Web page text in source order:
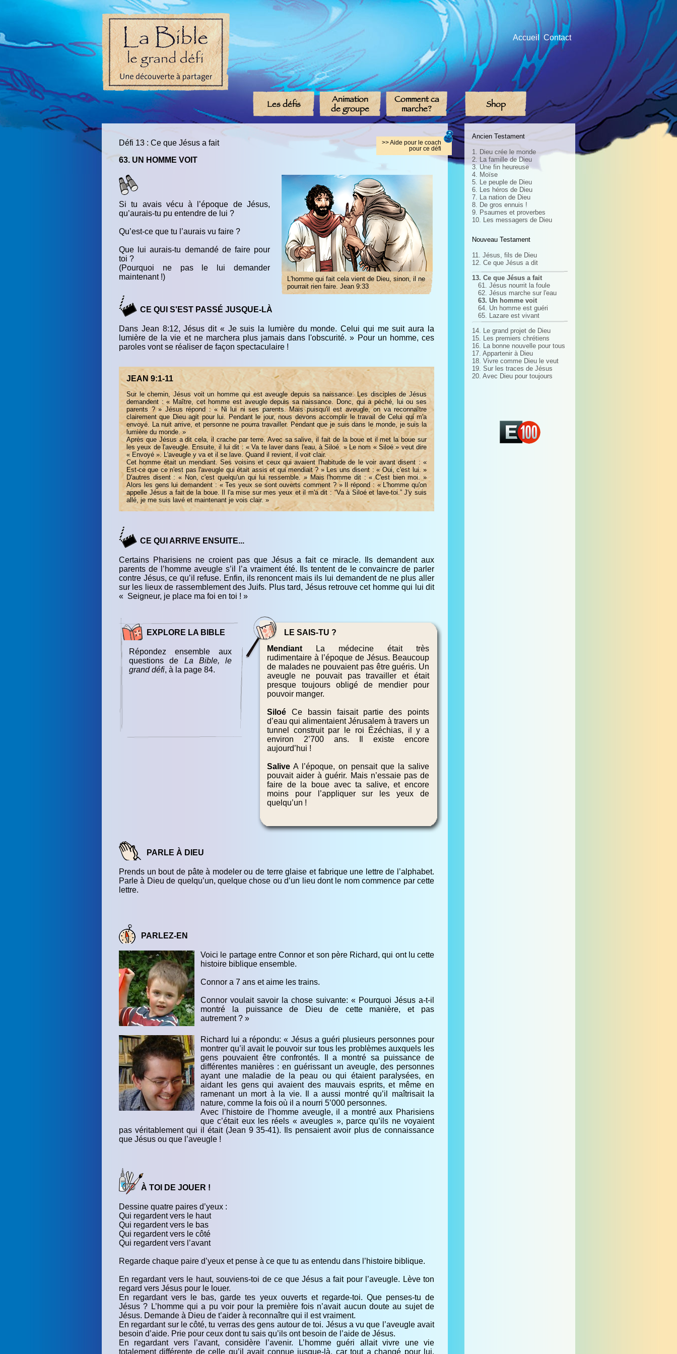
Accueil Contact
Les défis
Animation
de groupe
Comment ca
marche?
Shop
Ancien Testament
1. Dieu crée le monde
2. La famille de Dieu
3. Une fin heureuse
4. Moïse
5. Le peuple de Dieu
6. Les héros de Dieu
7. La nation de Dieu
8. De gros ennuis !
9. Psaumes et proverbes
10. Les messagers de Dieu
Nouveau Testament
11. Jésus, fils de Dieu
12. Ce que Jésus a dit
13. Ce que Jésus a fait
61. Jésus nourrit la foule
62. Jésus marche sur l'eau
63. Un homme voit
64. Un homme est guéri
65. Lazare est vivant
14. Le grand projet de Dieu
15. Les premiers chrétiens
16. La bonne nouvelle pour tous
17. Appartenir à Dieu
18. Vivre comme Dieu le veut
19. Sur les traces de Jésus
20. Avec Dieu pour toujours
Défi 13 : Ce que Jésus a fait
63. UN HOMME VOIT
Si tu avais vécu à l’époque de Jésus,
qu’aurais-tu pu entendre de lui ?
Qu’est-ce que tu l’aurais vu faire ?
Que lui aurais-tu demandé de faire pour
toi ?
(Pourquoi ne pas le lui demander
maintenant !)
L'homme qui fait cela vient de Dieu, sinon, il ne
pourrait rien faire. Jean 9:33
CE QUI S'EST PASSÉ JUSQUE-LÀ
Dans Jean 8:12, Jésus dit « Je suis la lumière du monde. Celui qui me suit aura la
lumière de la vie et ne marchera plus jamais dans l'obscurité. » Pour un homme, ces
paroles vont se réaliser de façon spectaculaire !
JEAN 9:1-11
Sur le chemin, Jésus voit un homme qui est aveugle depuis sa naissance. Les disciples de Jésus
demandent : « Maître, cet homme est aveugle depuis sa naissance. Donc, qui a péché, lui ou ses
parents ? » Jésus répond : « Ni lui ni ses parents. Mais puisqu'il est aveugle, on va reconnaître
clairement que Dieu agit pour lui. Pendant le jour, nous devons accomplir le travail de Celui qui m'a
envoyé. La nuit arrive, et personne ne pourra travailler. Pendant que je suis dans le monde, je suis la
lumière du monde. »
Après que Jésus a dit cela, il crache par terre. Avec sa salive, il fait de la boue et il met la boue sur
les yeux de l'aveugle. Ensuite, il lui dit : « Va te laver dans l'eau, à Siloé. » Le nom « Siloé » veut dire
« Envoyé ». L'aveugle y va et il se lave. Quand il revient, il voit clair.
Cet homme était un mendiant. Ses voisins et ceux qui avaient l'habitude de le voir avant disent : «
Est-ce que ce n'est pas l'aveugle qui était assis et qui mendiait ? » Les uns disent : « Oui, c'est lui. »
D'autres disent : « Non, c'est quelqu'un qui lui ressemble. » Mais l'homme dit : « C'est bien moi. »
Alors les gens lui demandent : « Tes yeux se sont ouverts comment ? » Il répond : « L'homme qu'on
appelle Jésus a fait de la boue. Il l'a mise sur mes yeux et il m'a dit : “Va à Siloé et lave-toi.” J'y suis
allé, je me suis lavé et maintenant je vois clair. »
CE QUI ARRIVE ENSUITE...
Certains Pharisiens ne croient pas que Jésus a fait ce miracle. Ils demandent aux
parents de l’homme aveugle s’il l’a vraiment été. Ils tentent de le convaincre de parler
contre Jésus, ce qu’il refuse. Enfin, ils renoncent mais ils lui demandent de ne plus aller
sur les lieux de rassemblement des Juifs. Plus tard, Jésus retrouve cet homme qui lui dit
« Seigneur, je place ma foi en toi ! »
EXPLORE LA BIBLE
Répondez ensemble aux
questions de La Bible, le
grand défi, à la page 84.
LE SAIS-TU ?
Mendiant La médecine était très
rudimentaire à l’époque de Jésus. Beaucoup
de malades ne pouvaient pas être guéris. Un
aveugle ne pouvait pas travailler et était
presque toujours obligé de mendier pour
pouvoir manger.
Siloé Ce bassin faisait partie des points
d’eau qui alimentaient Jérusalem à travers un
tunnel construit par le roi Ézéchias, il y a
environ 2’700 ans. Il existe encore
aujourd’hui !
Salive A l’époque, on pensait que la salive
pouvait aider à guérir. Mais n’essaie pas de
faire de la boue avec ta salive, et encore
moins pour l’appliquer sur les yeux de
quelqu’un !
PARLE À DIEU
Prends un bout de pâte à modeler ou de terre glaise et fabrique une lettre de l’alphabet.
Parle à Dieu de quelqu’un, quelque chose ou d’un lieu dont le nom commence par cette
lettre.
PARLEZ-EN
Voici le partage entre Connor et son père Richard, qui ont lu cette
histoire biblique ensemble.
Connor a 7 ans et aime les trains.
Connor voulait savoir la chose suivante: « Pourquoi Jésus a-t-il
montré la puissance de Dieu de cette manière, et pas
autrement ? »
Richard lui a répondu: « Jésus a guéri plusieurs personnes pour
montrer qu’il avait le pouvoir sur tous les problèmes auxquels les
gens pouvaient être confrontés. Il a montré sa puissance de
différentes manières : en guérissant un aveugle, des personnes
ayant une maladie de la peau ou qui étaient paralysées, en
aidant les gens qui avaient des mauvais esprits, et même en
ramenant un mort à la vie. Il a aussi montré qu’il maîtrisait la
nature, comme la fois où il a nourri 5’000 personnes.
Avec l’histoire de l’homme aveugle, il a montré aux Pharisiens
que c’était eux les réels « aveugles », parce qu’ils ne voyaient
pas véritablement qui il était (Jean 9 35-41). Ils pensaient avoir plus de connaissance
que Jésus ou que l’aveugle !
À TOI DE JOUER !
Dessine quatre paires d’yeux :
Qui regardent vers le haut
Qui regardent vers le bas
Qui regardent vers le côté
Qui regardent vers l’avant
Regarde chaque paire d’yeux et pense à ce que tu as entendu dans l’histoire biblique.
En regardant vers le haut, souviens-toi de ce que Jésus a fait pour l’aveugle. Lève ton
regard vers Jésus pour le louer.
En regardant vers le bas, garde tes yeux ouverts et regarde-toi. Que penses-tu de
Jésus ? L’homme qui a pu voir pour la première fois n’avait aucun doute au sujet de
Jésus. Demande à Dieu de t’aider à reconnaître qui il est vraiment.
En regardant sur le côté, tu verras des gens autour de toi. Jésus a vu que l’aveugle avait
besoin d’aide. Prie pour ceux dont tu sais qu’ils ont besoin de l’aide de Jésus.
En regardant vers l’avant, considère l’avenir. L’homme guéri allait vivre une vie
totalement différente de celle qu’il avait connue jusque-là, car tout a changé pour lui.
>> Aide pour le coach
pour ce défi